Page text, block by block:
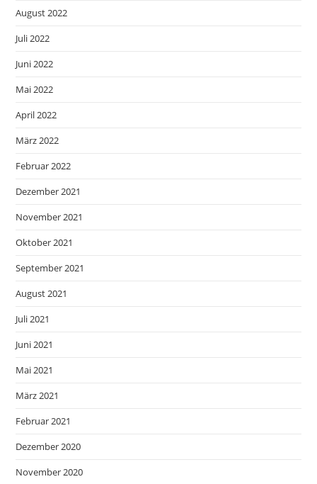
August 2022
Juli 2022
Juni 2022
Mai 2022
April 2022
März 2022
Februar 2022
Dezember 2021
November 2021
Oktober 2021
September 2021
August 2021
Juli 2021
Juni 2021
Mai 2021
März 2021
Februar 2021
Dezember 2020
November 2020